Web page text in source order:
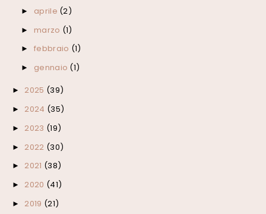
► aprile (2)
► marzo (1)
► febbraio (1)
► gennaio (1)
► 2025 (39)
► 2024 (35)
► 2023 (19)
► 2022 (30)
► 2021 (38)
► 2020 (41)
► 2019 (21)